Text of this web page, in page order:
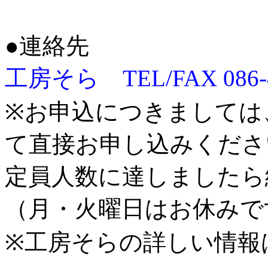
●連絡先
工房そら TEL/FAX 086-
※お申込につきまして
て直接お申し込みくだ
定員人数に達しました
（月・火曜日はお休み
※工房そらの詳しい情報